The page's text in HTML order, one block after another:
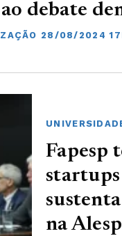
debate
28/08/2024
Fapesp
startups
na Alesp